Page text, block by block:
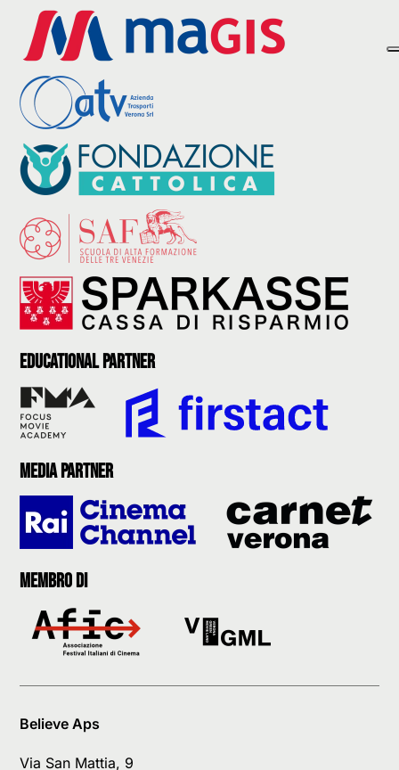
Educational partner
Media partner
Membro di
Believe Aps
Via San Mattia, 9